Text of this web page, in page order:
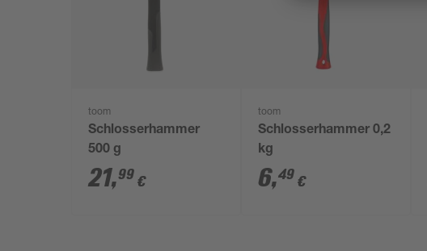
toom
Schlosserhammer
500 g
21,99 €
toom
Schlosserhammer 0,2
kg
6,49 €